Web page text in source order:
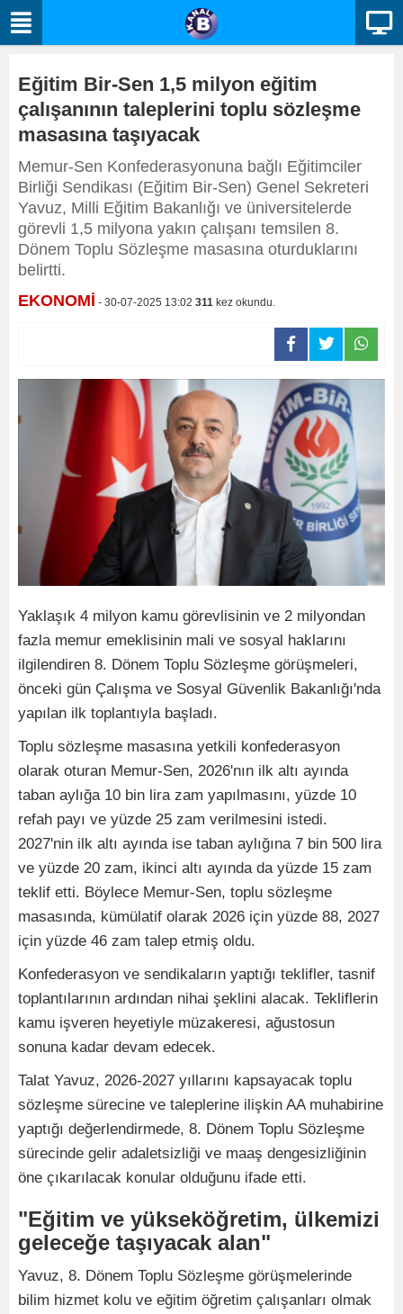
Eğitim Bir-Sen 1,5 milyon eğitim
çalışanının taleplerini toplu sözleşme
masasına taşıyacak
Memur-Sen Konfederasyonuna bağlı Eğitimciler
Birliği Sendikası (Eğitim Bir-Sen) Genel Sekreteri
Yavuz, Milli Eğitim Bakanlığı ve üniversitelerde
görevli 1,5 milyona yakın çalışanı temsilen 8.
Dönem Toplu Sözleşme masasına oturduklarını
belirtti.
EKONOMİ - 30-07-2025 13:02 311 kez okundu.
Yaklaşık 4 milyon kamu görevlisinin ve 2 milyondan
fazla memur emeklisinin mali ve sosyal haklarını
ilgilendiren 8. Dönem Toplu Sözleşme görüşmeleri,
önceki gün Çalışma ve Sosyal Güvenlik Bakanlığı'nda
yapılan ilk toplantıyla başladı.
Toplu sözleşme masasına yetkili konfederasyon
olarak oturan Memur-Sen, 2026'nın ilk altı ayında
taban aylığa 10 bin lira zam yapılmasını, yüzde 10
refah payı ve yüzde 25 zam verilmesini istedi.
2027'nin ilk altı ayında ise taban aylığına 7 bin 500 lira
ve yüzde 20 zam, ikinci altı ayında da yüzde 15 zam
teklif etti. Böylece Memur-Sen, toplu sözleşme
masasında, kümülatif olarak 2026 için yüzde 88, 2027
için yüzde 46 zam talep etmiş oldu.
Konfederasyon ve sendikaların yaptığı teklifler, tasnif
toplantılarının ardından nihai şeklini alacak. Tekliflerin
kamu işveren heyetiyle müzakeresi, ağustosun
sonuna kadar devam edecek.
Talat Yavuz, 2026-2027 yıllarını kapsayacak toplu
sözleşme sürecine ve taleplerine ilişkin AA muhabirine
yaptığı değerlendirmede, 8. Dönem Toplu Sözleşme
sürecinde gelir adaletsizliği ve maaş dengesizliğinin
öne çıkarılacak konular olduğunu ifade etti.
"Eğitim ve yükseköğretim, ülkemizi
geleceğe taşıyacak alan"
Yavuz, 8. Dönem Toplu Sözleşme görüşmelerinde
bilim hizmet kolu ve eğitim öğretim çalışanları olmak